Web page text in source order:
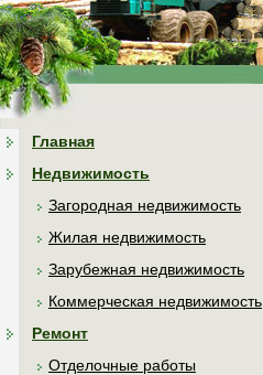
Главная
Недвижимость
Загородная недвижимость
Жилая недвижимость
Зарубежная недвижимость
Коммерческая недвижимость
Ремонт
Отделочные работы